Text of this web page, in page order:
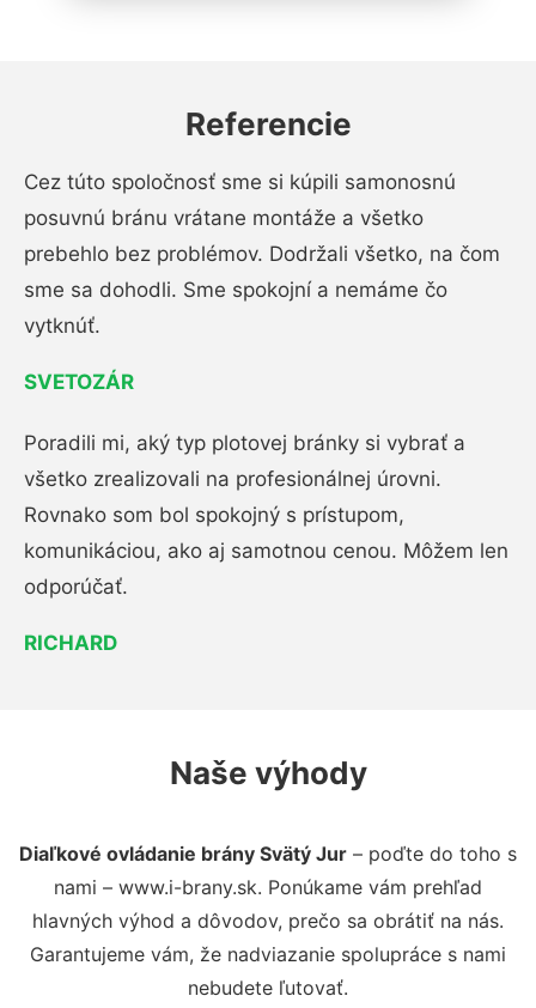
Referencie
Cez túto spoločnosť sme si kúpili samonosnú
posuvnú bránu vrátane montáže a všetko
prebehlo bez problémov. Dodržali všetko, na čom
sme sa dohodli. Sme spokojní a nemáme čo
vytknúť.
SVETOZÁR
Poradili mi, aký typ plotovej bránky si vybrať a
všetko zrealizovali na profesionálnej úrovni.
Rovnako som bol spokojný s prístupom,
komunikáciou, ako aj samotnou cenou. Môžem len
odporúčať.
RICHARD
Naše výhody
Diaľkové ovládanie brány Svätý Jur – poďte do toho s
nami – www.i-brany.sk. Ponúkame vám prehľad
hlavných výhod a dôvodov, prečo sa obrátiť na nás.
Garantujeme vám, že nadviazanie spolupráce s nami
nebudete ľutovať.